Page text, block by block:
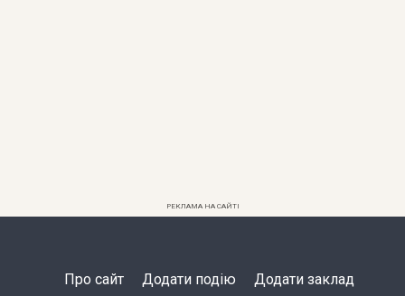
РЕКЛАМА НА САЙТІ
Про сайт Додати подію Додати заклад